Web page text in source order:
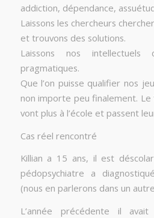
addiction, dépendance,
Laissons les chercheurs
et trouvons des solutions.
Laissons nos
pragmatiques.
Que l’on puisse qualifier nos
non importe peu finalement.
vont plus à l’école et passent
Cas réel rencontré
Killian a 15 ans, il est
pédopsychiatre a
(nous en parlerons dans un
L’année précédente il